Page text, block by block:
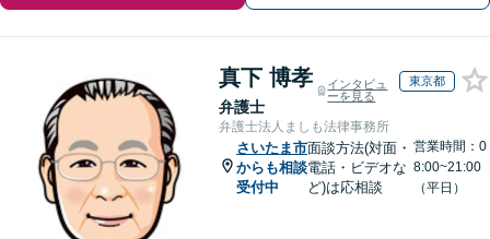
真下 博孝
弁護士
インタビュ
ーを見る
東京都
弁護士法人ましも法律事務所
さいたま市
からも相談
受付中
面談方法(対面・
電話・ビデオな
ど)は応相談
営業時間：0
8:00~21:00
（平日）